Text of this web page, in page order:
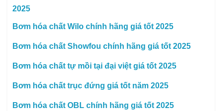
2025
Bơm hóa chất Wilo chính hãng giá tốt 2025
Bơm hóa chất Showfou chính hãng giá tốt 2025
Bơm hóa chất tự mồi tại đại việt giá tốt 2025
Bơm hóa chất trục đứng giá tốt năm 2025
Bơm hóa chất OBL chính hãng giá tốt 2025